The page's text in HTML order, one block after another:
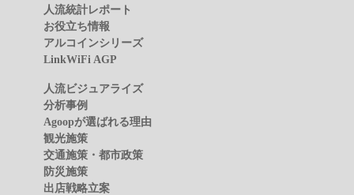
人流統計レポート
お役立ち情報
アルコインシリーズ
LinkWiFi AGP
人流ビジュアライズ
分析事例
Agoopが選ばれる理由
観光施策
交通施策・都市政策
防災施策
出店戦略立案